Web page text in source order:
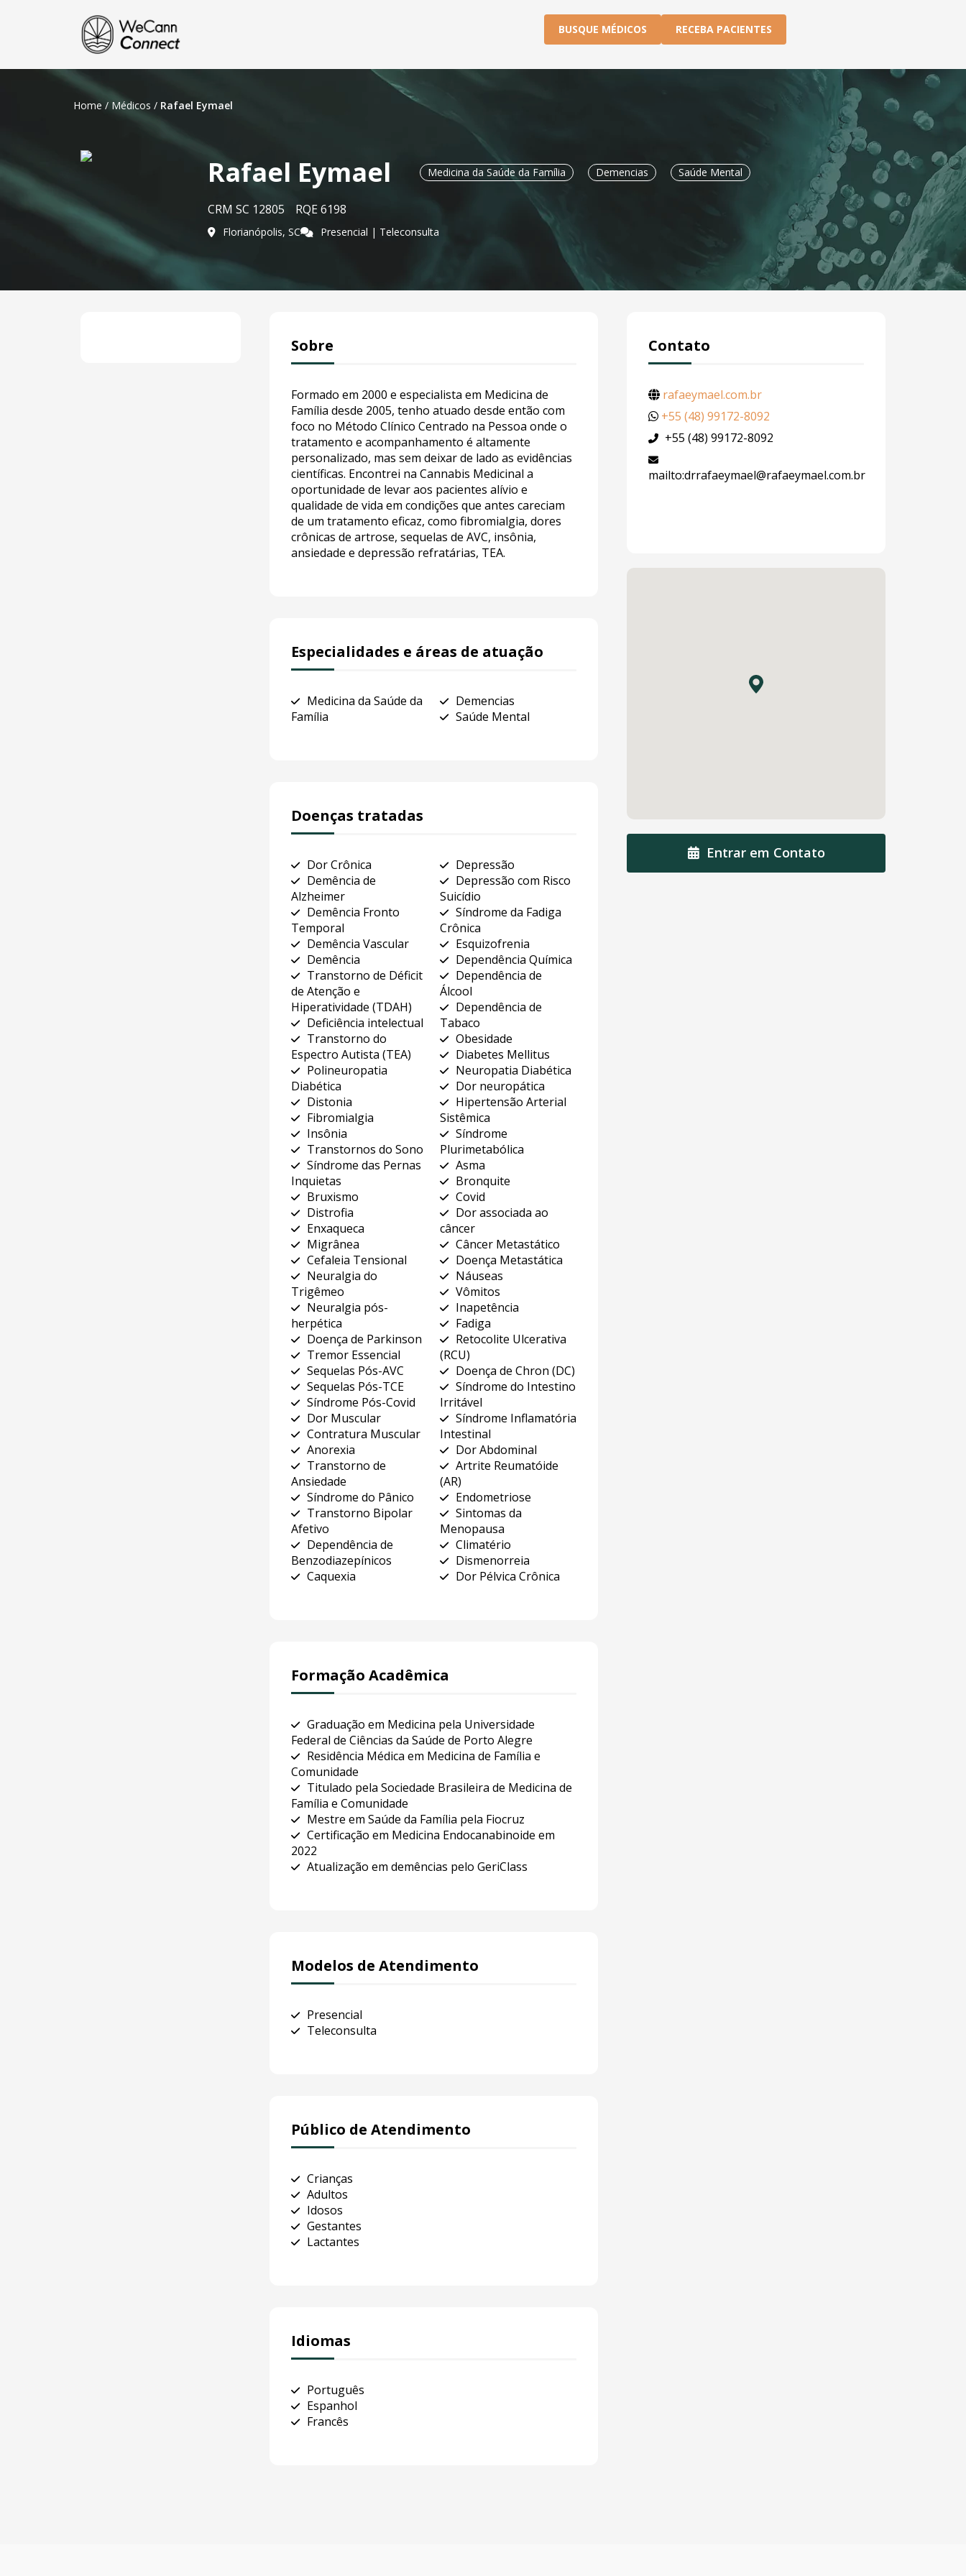
BUSQUE MÉDICOS RECEBA PACIENTES
Home / Médicos / Rafael Eymael
Rafael Eymael Medicina da Saúde da Família Demencias Saúde Mental
CRM SC 12805 RQE 6198
Florianópolis, SC Presencial | Teleconsulta
Sobre
Formado em 2000 e especialista em Medicina de
Família desde 2005, tenho atuado desde então com
foco no Método Clínico Centrado na Pessoa onde o
tratamento e acompanhamento é altamente
personalizado, mas sem deixar de lado as evidências
científicas. Encontrei na Cannabis Medicinal a
oportunidade de levar aos pacientes alívio e
qualidade de vida em condições que antes careciam
de um tratamento eficaz, como fibromialgia, dores
crônicas de artrose, sequelas de AVC, insônia,
ansiedade e depressão refratárias, TEA.
Especialidades e áreas de atuação
Medicina da Saúde da
Família
Demencias
Saúde Mental
Doenças tratadas
Dor Crônica
Demência de
Alzheimer
Demência Fronto
Temporal
Demência Vascular
Demência
Transtorno de Déficit
de Atenção e
Hiperatividade (TDAH)
Deficiência intelectual
Transtorno do
Espectro Autista (TEA)
Polineuropatia
Diabética
Distonia
Fibromialgia
Insônia
Transtornos do Sono
Síndrome das Pernas
Inquietas
Bruxismo
Distrofia
Enxaqueca
Migrânea
Cefaleia Tensional
Neuralgia do
Trigêmeo
Neuralgia pós-
herpética
Doença de Parkinson
Tremor Essencial
Sequelas Pós-AVC
Sequelas Pós-TCE
Síndrome Pós-Covid
Dor Muscular
Contratura Muscular
Anorexia
Transtorno de
Ansiedade
Síndrome do Pânico
Transtorno Bipolar
Afetivo
Dependência de
Benzodiazepínicos
Caquexia
Depressão
Depressão com Risco
Suicídio
Síndrome da Fadiga
Crônica
Esquizofrenia
Dependência Química
Dependência de
Álcool
Dependência de
Tabaco
Obesidade
Diabetes Mellitus
Neuropatia Diabética
Dor neuropática
Hipertensão Arterial
Sistêmica
Síndrome
Plurimetabólica
Asma
Bronquite
Covid
Dor associada ao
câncer
Câncer Metastático
Doença Metastática
Náuseas
Vômitos
Inapetência
Fadiga
Retocolite Ulcerativa
(RCU)
Doença de Chron (DC)
Síndrome do Intestino
Irritável
Síndrome Inflamatória
Intestinal
Dor Abdominal
Artrite Reumatóide
(AR)
Endometriose
Sintomas da
Menopausa
Climatério
Dismenorreia
Dor Pélvica Crônica
Formação Acadêmica
Graduação em Medicina pela Universidade
Federal de Ciências da Saúde de Porto Alegre
Residência Médica em Medicina de Família e
Comunidade
Titulado pela Sociedade Brasileira de Medicina de
Família e Comunidade
Mestre em Saúde da Família pela Fiocruz
Certificação em Medicina Endocanabinoide em
2022
Atualização em demências pelo GeriClass
Modelos de Atendimento
Presencial
Teleconsulta
Público de Atendimento
Crianças
Adultos
Idosos
Gestantes
Lactantes
Idiomas
Português
Espanhol
Francês
Contato
rafaeymael.com.br
+55 (48) 99172-8092
+55 (48) 99172-8092
mailto:drrafaeymael@rafaeymael.com.br
Entrar em Contato